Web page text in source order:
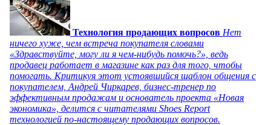
Технология продающих вопросов Нет
ничего хуже, чем встреча покупателя словами
«Здравствуйте, могу ли я чем-нибудь помочь?», ведь
продавец работает в магазине как раз для того, чтобы
помогать. Критикуя этот устоявшийся шаблон общения с
покупателем, Андрей Чиркарев, бизнес-тренер по
эффективным продажам и основатель проекта «Новая
экономика», делится с читателями Shoes Report
технологией по-настоящему продающих вопросов.